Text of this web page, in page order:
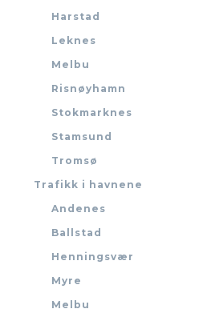
Harstad
Leknes
Melbu
Risnøyhamn
Stokmarknes
Stamsund
Tromsø
Trafikk i havnene
Andenes
Ballstad
Henningsvær
Myre
Melbu